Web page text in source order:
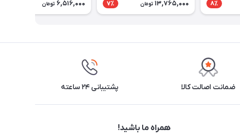
8٪ 13,765,000 تومان 7٪ 6,516,000 تومان
ضمانت اصالت کالا پشتیبانی ۲۴ ساعته
همراه ما باشید!